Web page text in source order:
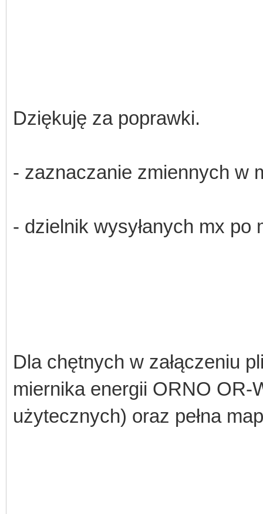
Dziękuję za poprawki.
- zaznaczanie zmiennych w
- dzielnik wysyłanych mx
Dla chętnych w załączeniu
miernika energii ORNO OR-
użytecznych) oraz pełna